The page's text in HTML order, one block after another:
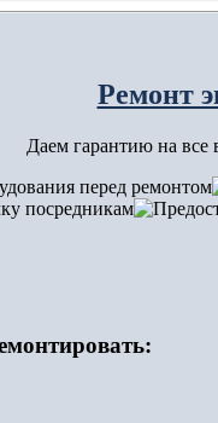
Ремонт
Даем гарантию на